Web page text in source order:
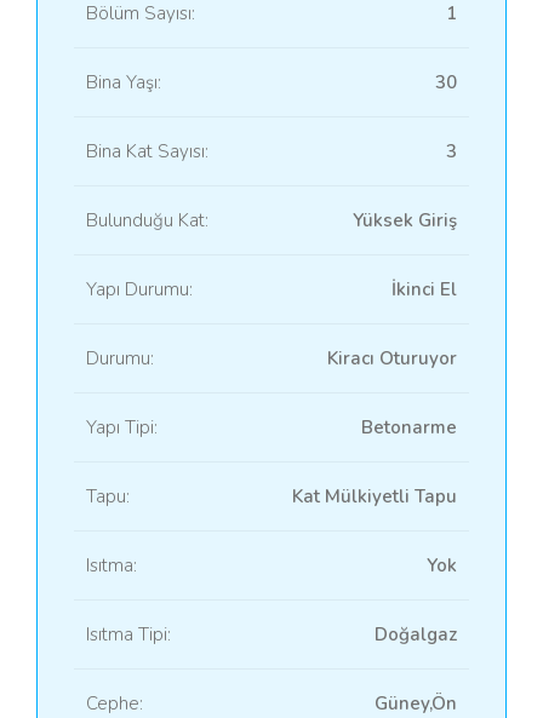
Bölüm Sayısı: 1
Bina Yaşı: 30
Bina Kat Sayısı: 3
Bulunduğu Kat: Yüksek Giriş
Yapı Durumu: İkinci El
Durumu: Kiracı Oturuyor
Yapı Tipi: Betonarme
Tapu: Kat Mülkiyetli Tapu
Isıtma: Yok
Isıtma Tipi: Doğalgaz
Cephe: Güney,Ön